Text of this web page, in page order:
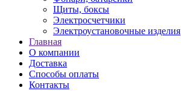
Щиты, боксы
Электросчетчики
Электроустановочные изделия
Главная
О компании
Доставка
Способы оплаты
Контакты